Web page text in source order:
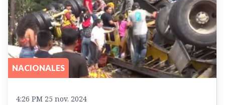
NACIONALES
4:26 PM 25 nov. 2024